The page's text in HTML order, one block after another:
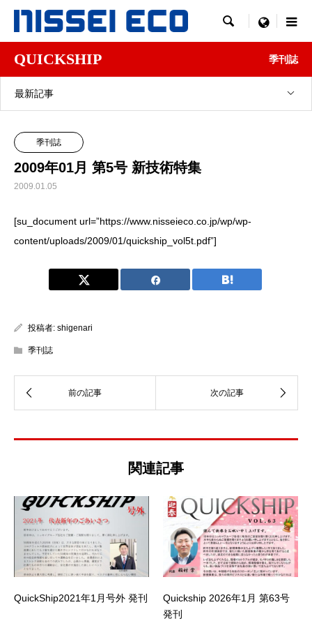
 menu
QUICKSHIP 季刊誌
最新記事
季刊誌
2009年01月 第5号 新技術特集
2009.01.05
[su_document url=”https://www.nisseieco.co.jp/wp/wp-
content/uploads/2009/01/quickship_vol5t.pdf”]
投稿者: shigenari
季刊誌
関連記事
QuickShip2021年1月号外 発刊
Quickship 2026年1月 第63号
発刊